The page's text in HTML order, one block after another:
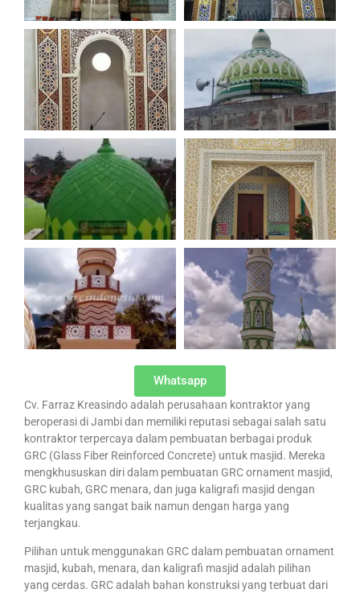
Whatsapp
Cv. Farraz Kreasindo adalah perusahaan kontraktor yang
beroperasi di Jambi dan memiliki reputasi sebagai salah satu
kontraktor terpercaya dalam pembuatan berbagai produk
GRC (Glass Fiber Reinforced Concrete) untuk masjid. Mereka
mengkhususkan diri dalam pembuatan GRC ornament masjid,
GRC kubah, GRC menara, dan juga kaligrafi masjid dengan
kualitas yang sangat baik namun dengan harga yang
terjangkau.
Pilihan untuk menggunakan GRC dalam pembuatan ornament
masjid, kubah, menara, dan kaligrafi masjid adalah pilihan
yang cerdas. GRC adalah bahan konstruksi yang terbuat dari